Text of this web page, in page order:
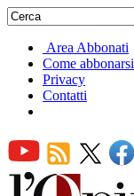
Area Abbonati
Come abbonarsi
Privacy
Contatti